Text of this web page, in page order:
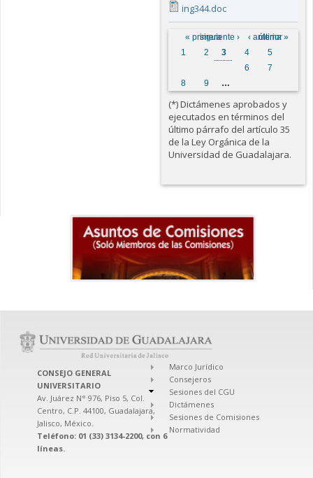
ing344.doc
Páginas
« primera
‹ anterior
1
2 3 4
5
6
7
8
9 …
siguiente › última »
(*) Dictámenes aprobados y
ejecutados en términos del
último párrafo del artículo 35
de la Ley Orgánica de la
Universidad de Guadalajara.
CONSEJO GENERAL
UNIVERSITARIO
Av. Juárez N° 976, Piso 5, Col.
Centro, C.P. 44100, Guadalajara,
Jalisco, México.
Teléfono: 01 (33) 3134-2200, con 6
líneas.
Marco Jurídico
Consejeros
Sesiones del CGU
Dictámenes
Sesiones de Comisiones
Normatividad